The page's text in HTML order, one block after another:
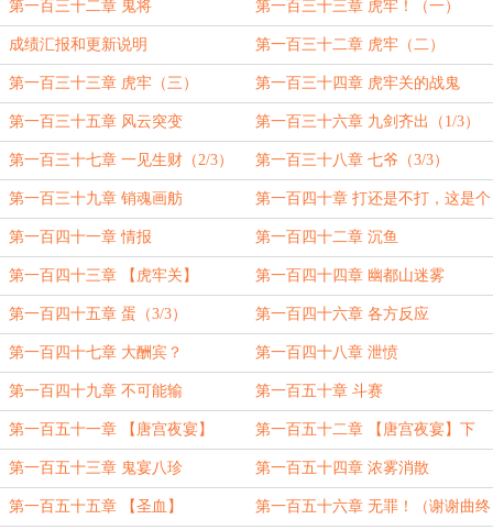
第一百三十二章 鬼将 第一百三十三章 虎牢！（一）
成绩汇报和更新说明 第一百三十二章 虎牢（二）
第一百三十三章 虎牢（三） 第一百三十四章 虎牢关的战鬼
第一百三十五章 风云突变 第一百三十六章 九剑齐出（1/3）
第一百三十七章 一见生财（2/3） 第一百三十八章 七爷（3/3）
第一百三十九章 销魂画舫 第一百四十章 打还是不打，这是个
问题。
第一百四十一章 情报 第一百四十二章 沉鱼
第一百四十三章 【虎牢关】
（1/3）
第一百四十四章 幽都山迷雾
（2/3）
第一百四十五章 蛋（3/3） 第一百四十六章 各方反应
第一百四十七章 大酬宾？ 第一百四十八章 泄愤
第一百四十九章 不可能输 第一百五十章 斗赛
第一百五十一章 【唐宫夜宴】
（上）
第一百五十二章 【唐宫夜宴】下
第一百五十三章 鬼宴八珍 第一百五十四章 浓雾消散
第一百五十五章 【圣血】 第一百五十六章 无罪！（谢谢曲终